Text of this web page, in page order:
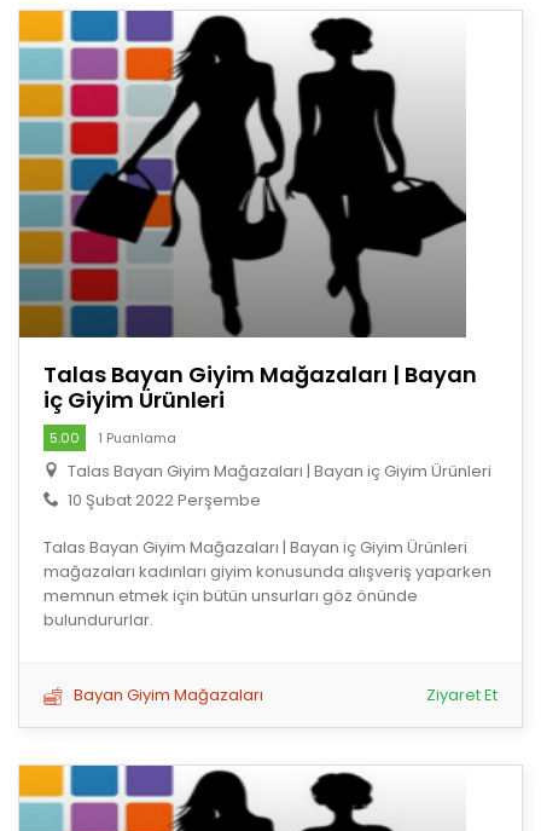
Talas Bayan Giyim Mağazaları | Bayan
iç Giyim Ürünleri
5.00 1 Puanlama
Talas Bayan Giyim Mağazaları | Bayan iç Giyim Ürünleri
10 Şubat 2022 Perşembe
Talas Bayan Giyim Mağazaları | Bayan iç Giyim Ürünleri
mağazaları kadınları giyim konusunda alışveriş yaparken
memnun etmek için bütün unsurları göz önünde
bulundururlar.
Bayan Giyim Mağazaları Ziyaret Et